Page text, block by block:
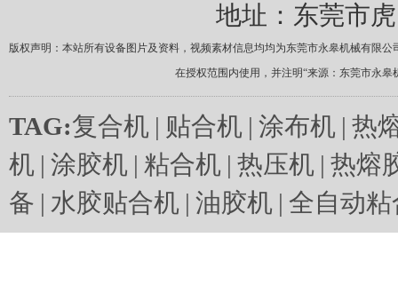
地址：东莞市
版权声明：本站所有设备图片及资料，视频素材信息均均为东莞市永皋机械有限
在授权范围内使用，并注明“来源：东莞市永
TAG:复合机 | 贴合机 | 涂布机 | 热
机 | 涂胶机 | 粘合机 | 热压机 | 热熔
备 | 水胶贴合机 | 油胶机 | 全自动粘